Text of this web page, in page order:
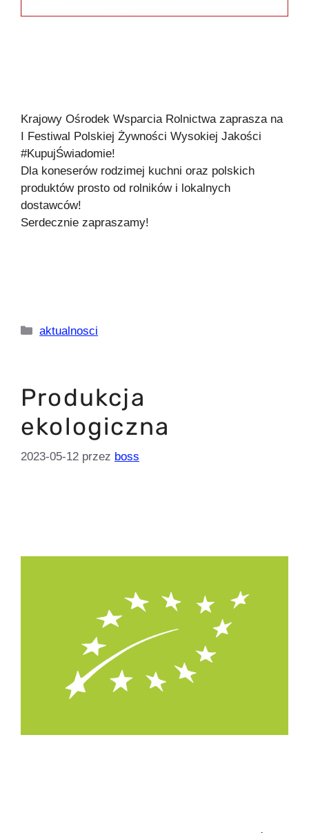
Krajowy Ośrodek Wsparcia Rolnictwa zaprasza na
I Festiwal Polskiej Żywności Wysokiej Jakości
#KupujŚwiadomie!
Dla koneserów rodzimej kuchni oraz polskich
produktów prosto od rolników i lokalnych
dostawców!
Serdecznie zapraszamy!
Kategorie
aktualnosci
Produkcja
ekologiczna
2023-05-12 przez boss